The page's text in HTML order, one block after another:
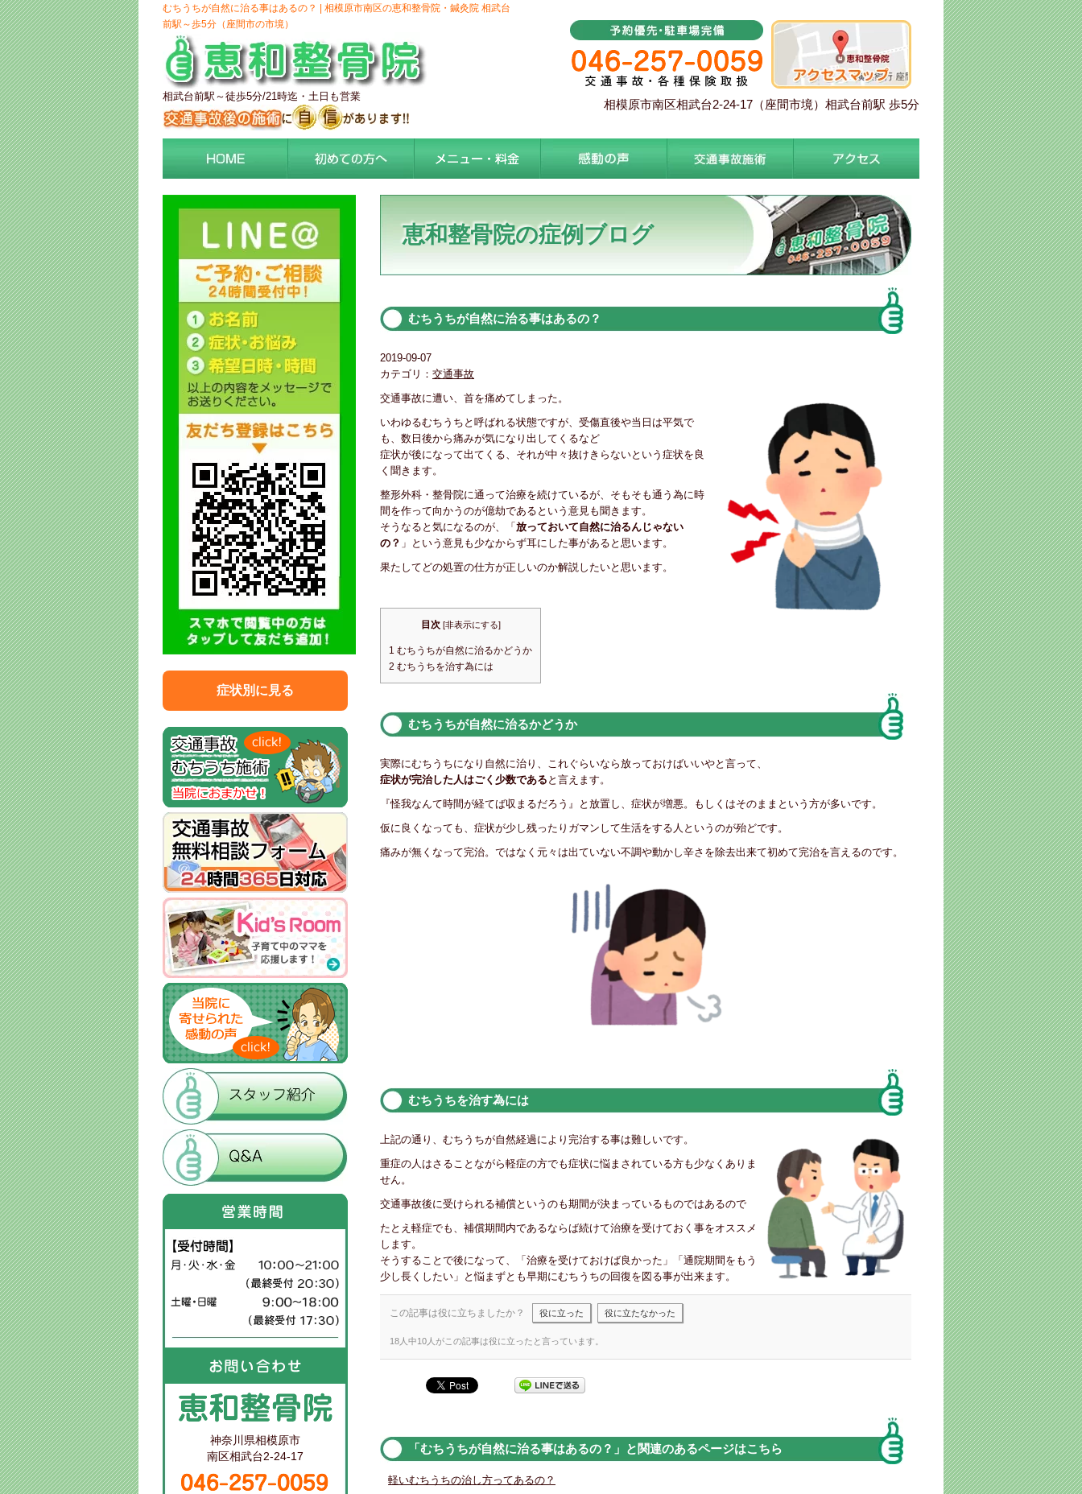
むちうちが自然に治る事はあるの？ | 相模原市南区の恵和整骨院・鍼灸院 相武台
前駅～歩5分（座間市の市境）
相武台前駅～徒歩5分/21時迄・土日も営業
相模原市南区相武台2-24-17（座間市境）相武台前駅 歩5分
恵和整骨院の症例ブログ
むちうちが自然に治る事はあるの？
2019-09-07
カテゴリ： 交通事故
交通事故に遭い、首を痛めてしまった。
いわゆるむちうちと呼ばれる状態ですが、受傷直後や当日は平気で
も、数日後から痛みが気になり出してくるなど
症状が後になって出てくる、それが中々抜けきらないという症状を良
く聞きます。
整形外科・整骨院に通って治療を続けているが、そもそも通う為に時
間を作って向かうのが億劫であるという意見も聞きます。
そうなると気になるのが、「 放っておいて自然に治るんじゃない
の？ 」という意見も少なからず耳にした事があると思います。
果たしてどの処置の仕方が正しいのか解説したいと思います。
目次 [非表示にする]
1 むちうちが自然に治るかどうか
2 むちうちを治す為には
むちうちが自然に治るかどうか
実際にむちうちになり自然に治り、これぐらいなら放っておけばいいやと言って、
症状が完治した人はごく少数である と言えます。
『怪我なんて時間が経てば収まるだろう』と放置し、症状が増悪。もしくはそのままという方が多いです。
仮に良くなっても、症状が少し残ったりガマンして生活をする人というのが殆どです。
痛みが無くなって完治。ではなく元々は出ていない不調や動かし辛さを除去出来て初めて完治を言えるのです。
むちうちを治す為には
上記の通り、むちうちが自然経過により完治する事は難しいです。
重症の人はさることながら軽症の方でも症状に悩まされている方も少なくありま
せん。
交通事故後に受けられる補償というのも期間が決まっているものではあるので
たとえ軽症でも、補償期間内であるならば続けて治療を受けておく事をオススメ
します。
そうすることで後になって、「治療を受けておけば良かった」「通院期間をもう
少し長くしたい」と悩まずとも早期にむちうちの回復を図る事が出来ます。
この記事は役に立ちましたか？ 役に立った 役に立たなかった
18人中10人がこの記事は役に立ったと言っています。
「むちうちが自然に治る事はあるの？」と関連のあるページはこちら
軽いむちうちの治し方ってあるの？
症状別に見る
神奈川県相模原市
南区相武台2-24-17